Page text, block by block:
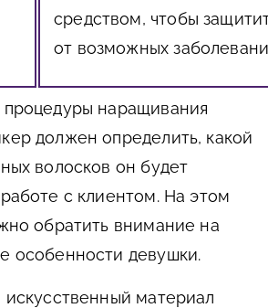
средством, чтобы
от возможных
наращивания
должен определить, какой
волосков он будет
с клиентом. На этом
обратить внимание на
особенности девушки.
материал